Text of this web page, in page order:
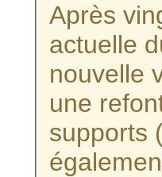
Après
actuelle
nouvelle
une
supports